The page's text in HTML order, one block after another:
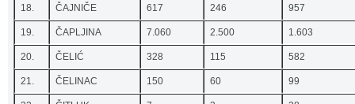
18. ČAJNIČE 617 246 957
19. ČAPLJINA 7.060 2.500 1.603
20. ČELIĆ 328 115 582
21. ČELINAC 150 60 99